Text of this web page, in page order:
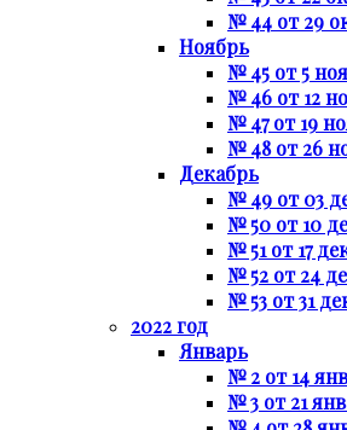
№ 44 от 29
Ноябрь
№ 45 от 5
№ 46 от 12
№ 47 от 19
№ 48 от 26
Декабрь
№ 49 от 03
№ 50 от 10
№ 51 от 17
№ 52 от 24
№ 53 от 31
2022 год
Январь
№ 2 от 14
№ 3 от 21